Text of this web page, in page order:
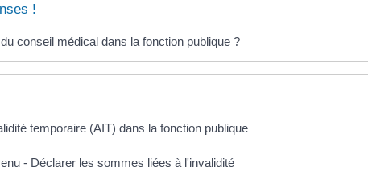
!
conseil médical dans la fonction publique ?
temporaire (AIT) dans la fonction publique
- Déclarer les sommes liées à l'invalidité